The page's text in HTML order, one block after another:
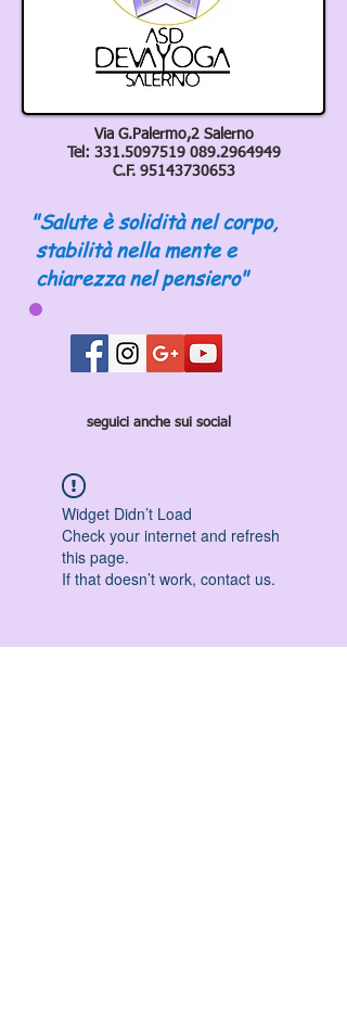
Via G.Palermo,2 Salerno
Tel: 331.5097519 089.2964949
C.F. 95143730653
"Salute è solidità nel corpo,
stabilità nella mente e
chiarezza nel pensiero"
seguici anche sui social
Widget Didn’t Load
Check your internet and refresh
this page.
If that doesn’t work, contact us.